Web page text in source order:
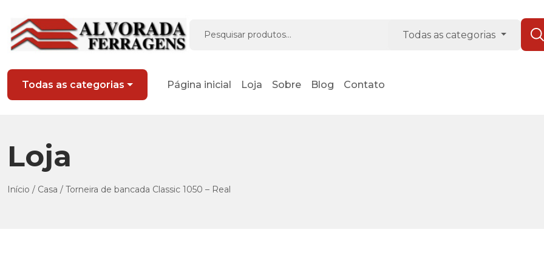
Todas as categorias
Todas as categorias Página inicial Loja Sobre Blog Contato
Loja
Início / Casa / Torneira de bancada Classic 1050 – Real